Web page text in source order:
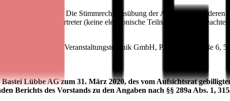
übertragen. Die Stimmrechtsausübung der Aktionäre oder deren
Stimmrechtsvertreter (keine elektronische Teilnahme). Bitte
der Light Event Veranstaltungstechnik GmbH, Piccoloministraße 6,
Lübbe AG zum 31. März 2020, des vom Aufsichtsrat
Berichts des Vorstands zu den Angaben nach §§ 289a Abs. 1,